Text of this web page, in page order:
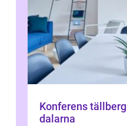
Konferens tällberg möten i hjärtat av
dalarna